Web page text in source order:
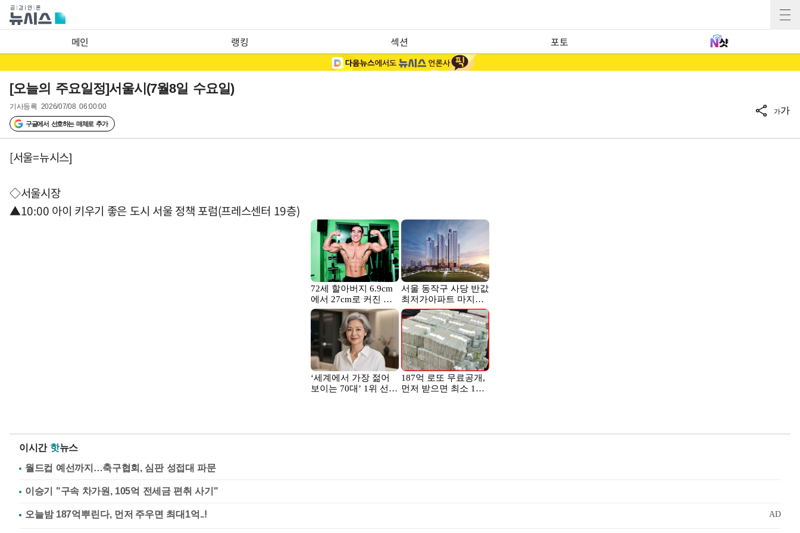
메인 랭킹 섹션 포토
[오늘의 주요일정]서울시(7월8일 수요일)
기사등록 2026/07/08 06:00:00
구글에서 선호하는 매체로 추가
가가
[서울=뉴시스]
◇서울시장
▲10:00 아이 키우기 좋은 도시 서울 정책 포럼(프레스센터 19층)
이시간 핫뉴스
월드컵 예선까지…축구협회, 심판 성접대 파문
이승기 "구속 차가원, 105억 전세금 편취 사기"